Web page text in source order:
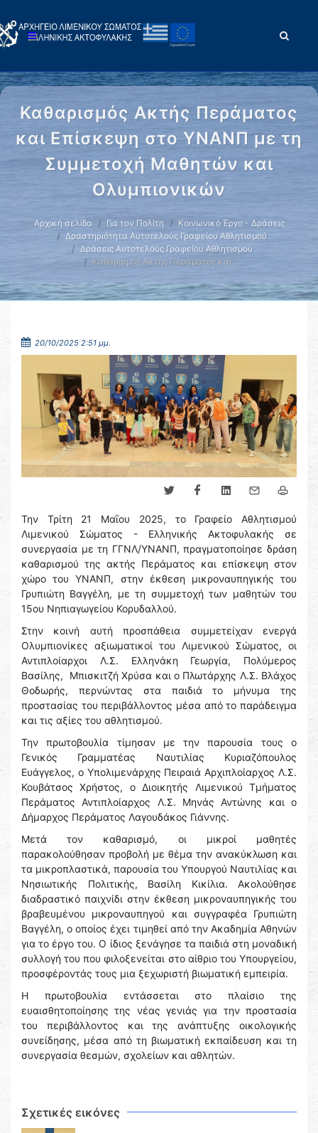
Καθαρισμός Ακτής Περάματος
και Επίσκεψη στο ΥΝΑΝΠ με τη
Συμμετοχή Μαθητών και
Ολυμπιονικών
Αρχική σελίδα Για τον Πολίτη
Κοινωνικό Έργο - Δράσεις
Δραστηριότητα Αυτοτελούς Γραφείου Αθλητισμού
Δράσεις Αυτοτελούς Γραφείου Αθλητισμού
Καθαρισμός Ακτής Περάματος και …
20/10/2025 2:51 μμ.
Την Τρίτη 21 Μαΐου 2025, το Γραφείο Αθλητισμού
Λιμενικού Σώματος - Ελληνικής Ακτοφυλακής σε
συνεργασία με τη ΓΓΝΛ/ΥΝΑΝΠ, πραγματοποίησε δράση
καθαρισμού της ακτής Περάματος και επίσκεψη στον
χώρο του ΥΝΑΝΠ, στην έκθεση μικροναυπηγικής του
Γρυπιώτη Βαγγέλη, με τη συμμετοχή των μαθητών του
15ου Νηπιαγωγείου Κορυδαλλού.
Στην κοινή αυτή προσπάθεια συμμετείχαν ενεργά
Ολυμπιονίκες αξιωματικοί του Λιμενικού Σώματος, οι
Αντιπλοίαρχοι Λ.Σ. Ελληνάκη Γεωργία, Πολύμερος
Βασίλης, Μπισκιτζή Χρύσα και ο Πλωτάρχης Λ.Σ. Βλάχος
Θοδωρής, περνώντας στα παιδιά το μήνυμα της
προστασίας του περιβάλλοντος μέσα από το παράδειγμα
και τις αξίες του αθλητισμού.
Την πρωτοβουλία τίμησαν με την παρουσία τους ο
Γενικός Γραμματέας Ναυτιλίας Κυριαζόπουλος
Ευάγγελος, ο Υπολιμενάρχης Πειραιά Αρχιπλοίαρχος Λ.Σ.
Κουβάτσος Χρήστος, ο Διοικητής Λιμενικού Τμήματος
Περάματος Αντιπλοίαρχος Λ.Σ. Μηνάς Αντώνης και ο
Δήμαρχος Περάματος Λαγουδάκος Γιάννης.
Μετά τον καθαρισμό, οι μικροί μαθητές
παρακολούθησαν προβολή με θέμα την ανακύκλωση και
τα μικροπλαστικά, παρουσία του Υπουργού Ναυτιλίας και
Νησιωτικής Πολιτικής, Βασίλη Κικίλια. Ακολούθησε
διαδραστικό παιχνίδι στην έκθεση μικροναυπηγικής του
βραβευμένου μικροναυπηγού και συγγραφέα Γρυπιώτη
Βαγγέλη, ο οποίος έχει τιμηθεί από την Ακαδημία Αθηνών
για το έργο του. Ο ίδιος ξενάγησε τα παιδιά στη μοναδική
συλλογή του που φιλοξενείται στο αίθριο του Υπουργείου,
προσφέροντάς τους μια ξεχωριστή βιωματική εμπειρία.
Η πρωτοβουλία εντάσσεται στο πλαίσιο της
ευαισθητοποίησης της νέας γενιάς για την προστασία
του περιβάλλοντος και της ανάπτυξης οικολογικής
συνείδησης, μέσα από τη βιωματική εκπαίδευση και τη
συνεργασία θεσμών, σχολείων και αθλητών.
Σχετικές εικόνες